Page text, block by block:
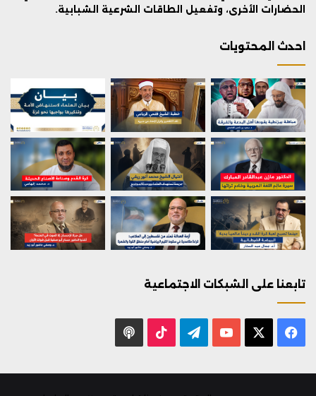
الحضارات الأخرى، وتفعيل الطاقات الشرعية الشبابية.
احدث المحتويات
تابعنا على الشبكات الاجتماعية
فيسبوك يوتيوب تيلقرام ‫TikTok